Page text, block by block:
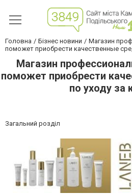
Головна Бізнес новини
Магазин
поможет приобрести качественные
Магазин
поможет приобрести
по уходу за
Загальний розділ